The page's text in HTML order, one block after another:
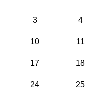
3 4
10 11
17 18
24 25